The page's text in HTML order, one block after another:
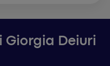
Giorgia Deiuri